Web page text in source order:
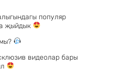
популяр
җыйдык
видеолар бары